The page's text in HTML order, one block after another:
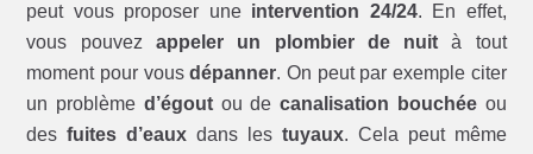
peut vous proposer une intervention 24/24. En effet,
vous pouvez appeler un plombier de nuit à tout
moment pour vousdépanner. On peut par exemple citer
un problème d’égoutou decanalisation bouchéeou
desfuites d’eaux dans les tuyaux. Cela peut même